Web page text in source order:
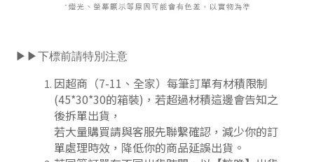
▶▶下標前請特別注意
因超商（7-11、全家）每筆訂單有材積限制
(45*30*30的箱裝)，若超過材積這邊會告知之
後拆單出貨，
若大量購買請與客服先聯繫確認，減少你的訂
單處理時效，降低你的商品延誤出貨。